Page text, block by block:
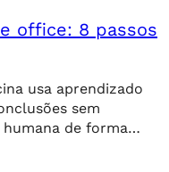
office: 8 passos
usa aprendizado
sem
de forma